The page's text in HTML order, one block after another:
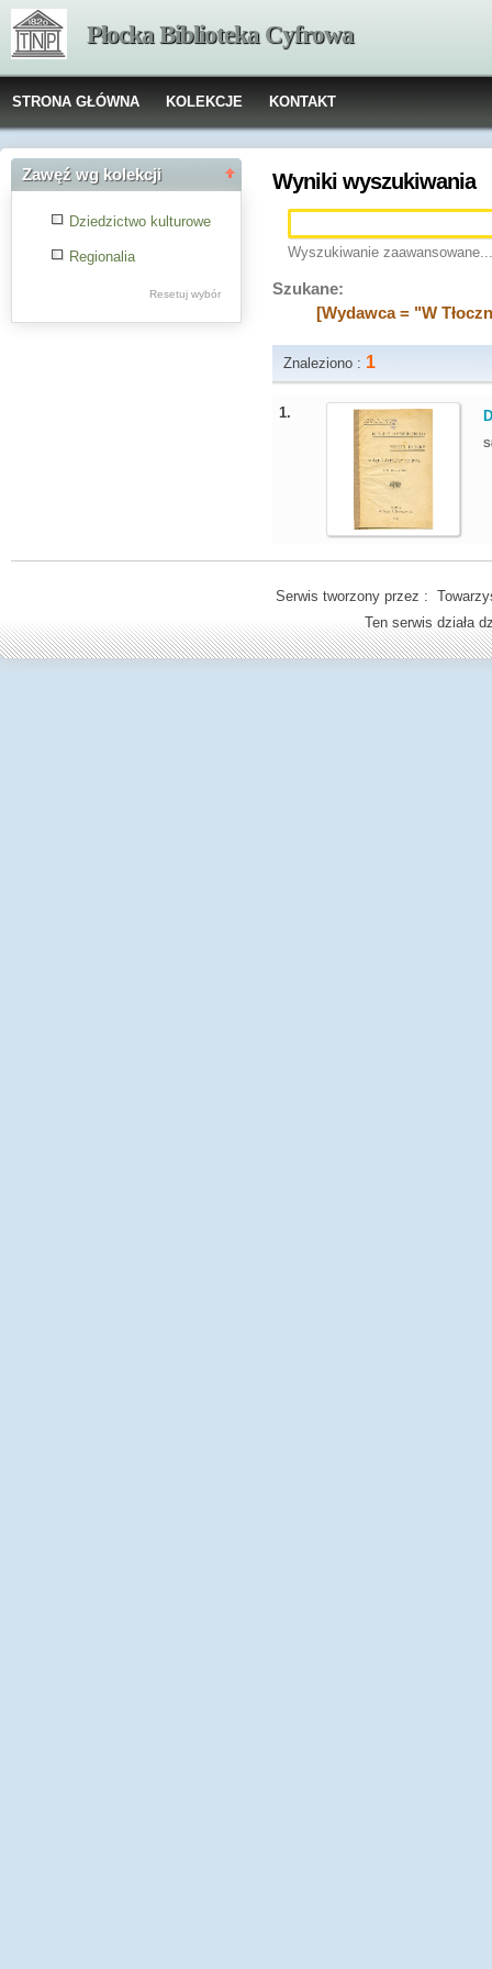
Płocka Biblioteka Cyfrowa
STRONA GŁÓWNA KOLEKCJE KONTAKT
Zawęź wg kolekcji
Dziedzictwo kulturowe
Regionalia
Resetuj wybór
Wyniki wyszukiwania
Wyszukiwanie zaawansowane...
Szukane:
[Wydawca = "W
Znaleziono : 1
1.
Serwis tworzony przez :
Ten serwis działa